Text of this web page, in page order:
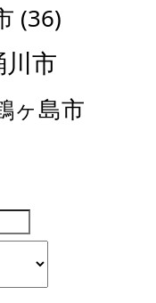
(36)
川市
ヶ島市